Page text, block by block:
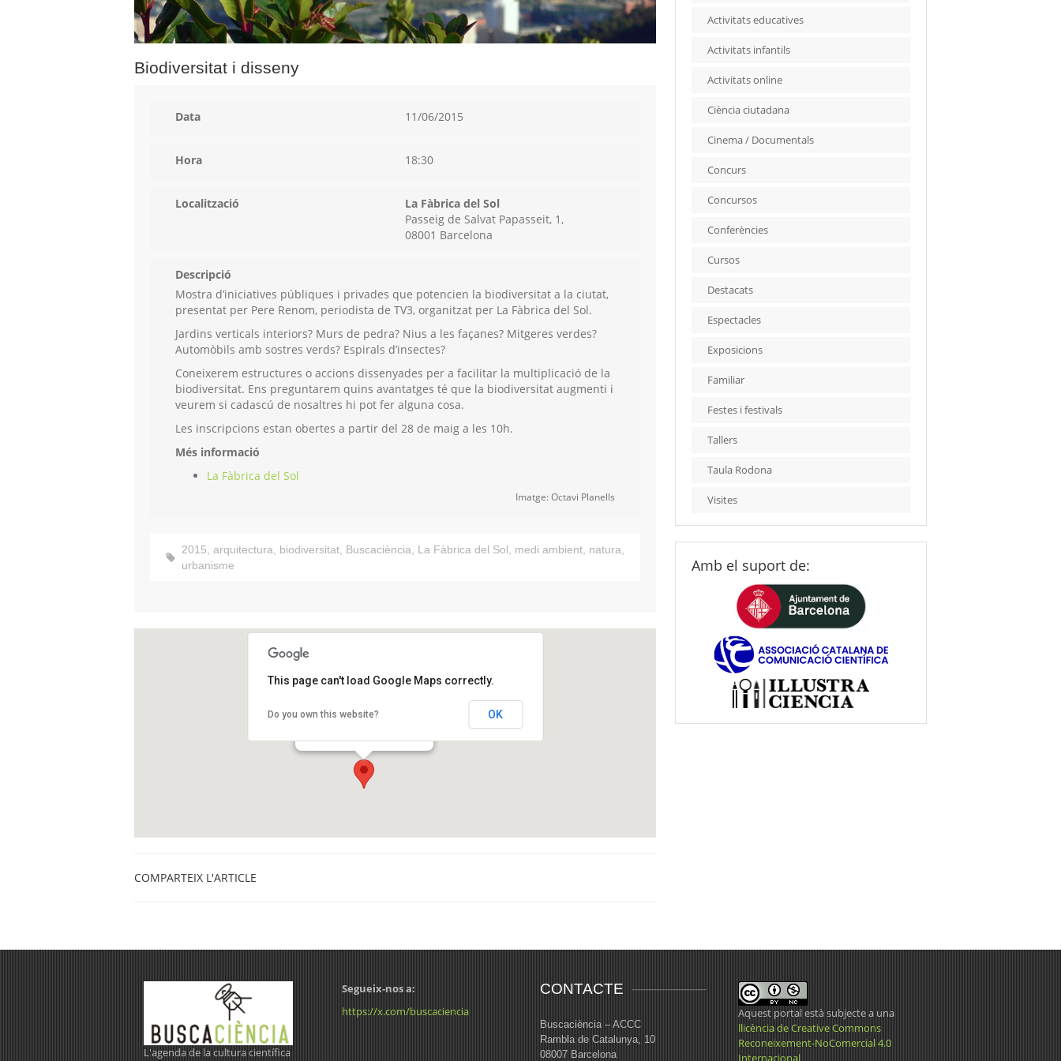
Biodiversitat i disseny
Data 11/06/2015
Hora 18:30
Localització
La Fàbrica del Sol
Passeig de Salvat Papasseit, 1,
08001 Barcelona
Descripció
Mostra d’iniciatives públiques i privades que potencien la biodiversitat a la ciutat,
presentat per Pere Renom, periodista de TV3, organitzat per La Fàbrica del Sol.
Jardins verticals interiors? Murs de pedra? Nius a les façanes? Mitgeres verdes?
Automòbils amb sostres verds? Espirals d’insectes?
Coneixerem estructures o accions dissenyades per a facilitar la multiplicació de la
biodiversitat. Ens preguntarem quins avantatges té que la biodiversitat augmenti i
veurem si cadascú de nosaltres hi pot fer alguna cosa.
Les inscripcions estan obertes a partir del 28 de maig a les 10h.
Més informació
La Fàbrica del Sol
Imatge: Octavi Planells
2015, arquitectura, biodiversitat, Buscaciència, La Fàbrica del Sol, medi ambient, natura,
urbanisme
Passeig de Salvat Papasseit, 1,
This page can't load Google Maps correctly.
Do you own this website? OK
COMPARTEIX L'ARTICLE
Activitats educatives
Activitats infantils
Activitats online
Ciència ciutadana
Cinema / Documentals
Concurs
Concursos
Conferències
Cursos
Destacats
Espectacles
Exposicions
Familiar
Festes i festivals
Tallers
Taula Rodona
Visites
Amb el suport de:
L'agenda de la cultura científica
Segueix-nos a:
https://x.com/buscaciencia
CONTACTE
Buscaciència – ACCC
Rambla de Catalunya, 10
08007 Barcelona
Aquest portal està subjecte a una
llicència de Creative Commons
Reconeixement-NoComercial 4.0
Internacional